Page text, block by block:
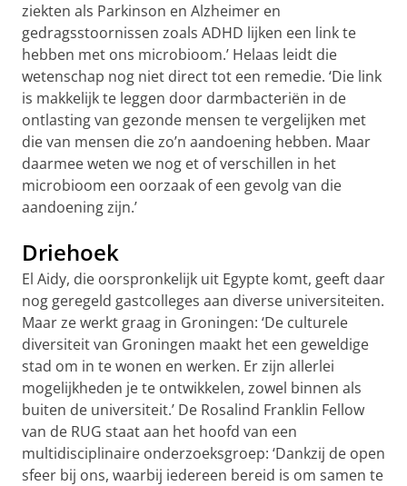
ziekten als Parkinson en Alzheimer en
gedragsstoornissen zoals ADHD lijken een link te
hebben met ons microbioom.’ Helaas leidt die
wetenschap nog niet direct tot een remedie. ‘Die link
is makkelijk te leggen door darmbacteriën in de
ontlasting van gezonde mensen te vergelijken met
die van mensen die zo’n aandoening hebben. Maar
daarmee weten we nog et of verschillen in het
microbioom een oorzaak of een gevolg van die
aandoening zijn.’
Driehoek
El Aidy, die oorspronkelijk uit Egypte komt, geeft daar
nog geregeld gastcolleges aan diverse universiteiten.
Maar ze werkt graag in Groningen: ‘De culturele
diversiteit van Groningen maakt het een geweldige
stad om in te wonen en werken. Er zijn allerlei
mogelijkheden je te ontwikkelen, zowel binnen als
buiten de universiteit.’ De Rosalind Franklin Fellow
van de RUG staat aan het hoofd van een
multidisciplinaire onderzoeksgroep: ‘Dankzij de open
sfeer bij ons, waarbij iedereen bereid is om samen te